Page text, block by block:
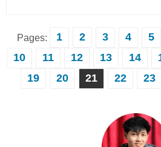
Pages: 1 2 3 4 5
10
11 12 13 14
19
20 21 22 23